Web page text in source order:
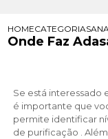
HOMECATEGORIAS
Onde Faz
Se está interessado
é importante que
permite identificar
de purificação .